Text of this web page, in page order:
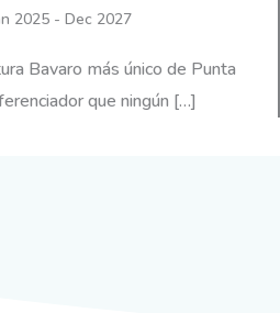
2025 - Dec 2027
Bavaro más único de Punta
que ningún […]